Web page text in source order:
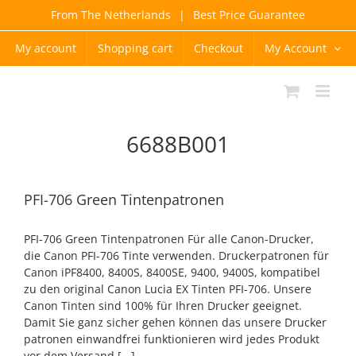
content
From The Netherlands | Best Price Guarantee
My account Shopping cart Checkout My Account
6688B001
PFI-706 Green Tintenpatronen
PFI-706 Green Tintenpatronen Für alle Canon-Drucker,
die Canon PFI-706 Tinte verwenden. Druckerpatronen für
Canon iPF8400, 8400S, 8400SE, 9400, 9400S, kompatibel
zu den original Canon Lucia EX Tinten PFI-706. Unsere
Canon Tinten sind 100% für Ihren Drucker geeignet.
Damit Sie ganz sicher gehen können das unsere Drucker
patronen einwandfrei funktionieren wird jedes Produkt